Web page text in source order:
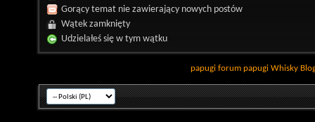
Gorący temat nie zawierający nowych postów
Wątek zamknięty
Udzielałeś się w tym wątku
papugi forum papugi Whisky